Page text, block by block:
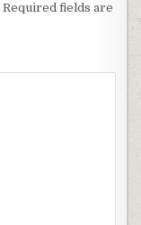
Required fields are